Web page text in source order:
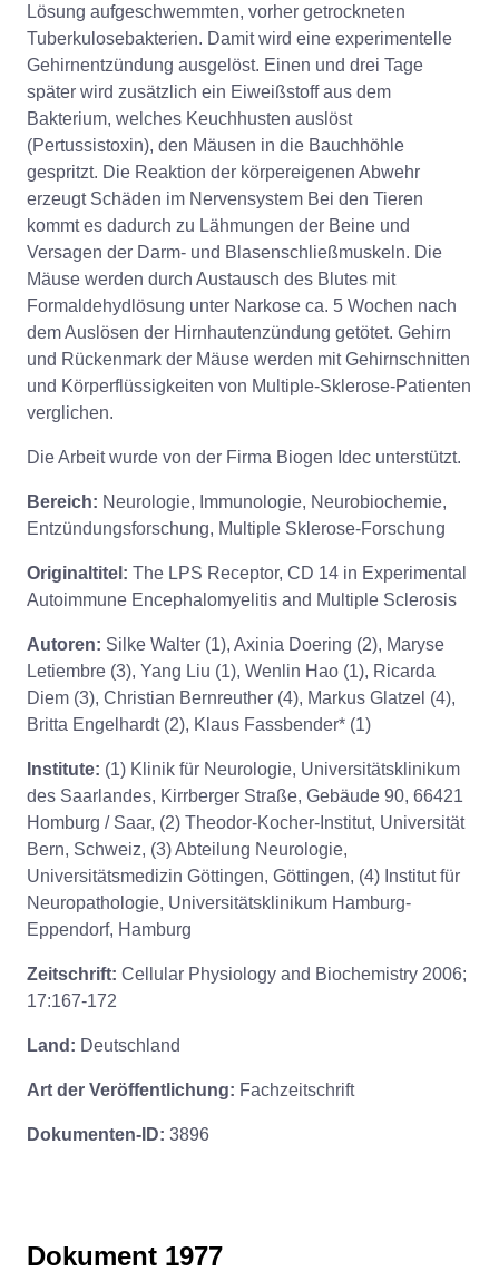
Lösung aufgeschwemmten, vorher getrockneten
Tuberkulosebakterien. Damit wird eine experimentelle
Gehirnentzündung ausgelöst. Einen und drei Tage
später wird zusätzlich ein Eiweißstoff aus dem
Bakterium, welches Keuchhusten auslöst
(Pertussistoxin), den Mäusen in die Bauchhöhle
gespritzt. Die Reaktion der körpereigenen Abwehr
erzeugt Schäden im Nervensystem Bei den Tieren
kommt es dadurch zu Lähmungen der Beine und
Versagen der Darm- und Blasenschließmuskeln. Die
Mäuse werden durch Austausch des Blutes mit
Formaldehydlösung unter Narkose ca. 5 Wochen nach
dem Auslösen der Hirnhautenzündung getötet. Gehirn
und Rückenmark der Mäuse werden mit Gehirnschnitten
und Körperflüssigkeiten von Multiple-Sklerose-Patienten
verglichen.
Die Arbeit wurde von der Firma Biogen Idec unterstützt.
Bereich: Neurologie, Immunologie, Neurobiochemie,
Entzündungsforschung, Multiple Sklerose-Forschung
Originaltitel: The LPS Receptor, CD 14 in Experimental
Autoimmune Encephalomyelitis and Multiple Sclerosis
Autoren: Silke Walter (1), Axinia Doering (2), Maryse
Letiembre (3), Yang Liu (1), Wenlin Hao (1), Ricarda
Diem (3), Christian Bernreuther (4), Markus Glatzel (4),
Britta Engelhardt (2), Klaus Fassbender* (1)
Institute: (1) Klinik für Neurologie, Universitätsklinikum
des Saarlandes, Kirrberger Straße, Gebäude 90, 66421
Homburg / Saar, (2) Theodor-Kocher-Institut, Universität
Bern, Schweiz, (3) Abteilung Neurologie,
Universitätsmedizin Göttingen, Göttingen, (4) Institut für
Neuropathologie, Universitätsklinikum Hamburg-
Eppendorf, Hamburg
Zeitschrift: Cellular Physiology and Biochemistry 2006;
17:167-172
Land: Deutschland
Art der Veröffentlichung: Fachzeitschrift
Dokumenten-ID: 3896
Dokument 1977